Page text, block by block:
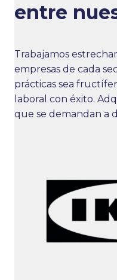
entre
Trabajamos
empresas de cada
prácticas sea
laboral con éxito.
que se demandan a